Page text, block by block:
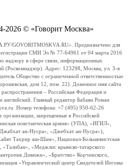
2026 © «Говорит Москва»
GOVORITMOSKVA.RU». Предназначено для
СМИ Эл № 77-64961 от 04 марта 2016
надзору в сфере связи, информационных
(Роскомнадзор). Адрес: 123298, Москва, ул. 3-я
Общество с ограниченной ответственностью
дом 12, пом. 22). Доменное имя сайта
– Российская Федерация и
Главный редактор Бабаян Роман
Номер телефона: +7 (495) 950-62-26
организации, запрещенные в Российской
повстанческая армия» (УПА), «ИГИЛ»,
ан-Нусра», «Джебхат ан-Нусра»),
Тахрир аш-Шам», Национал-Большевистская
«Меджлис крымско-татарского
Дивижн», «Братство» Корчинского,
«Управленческий центр Свидетелей Иеговы